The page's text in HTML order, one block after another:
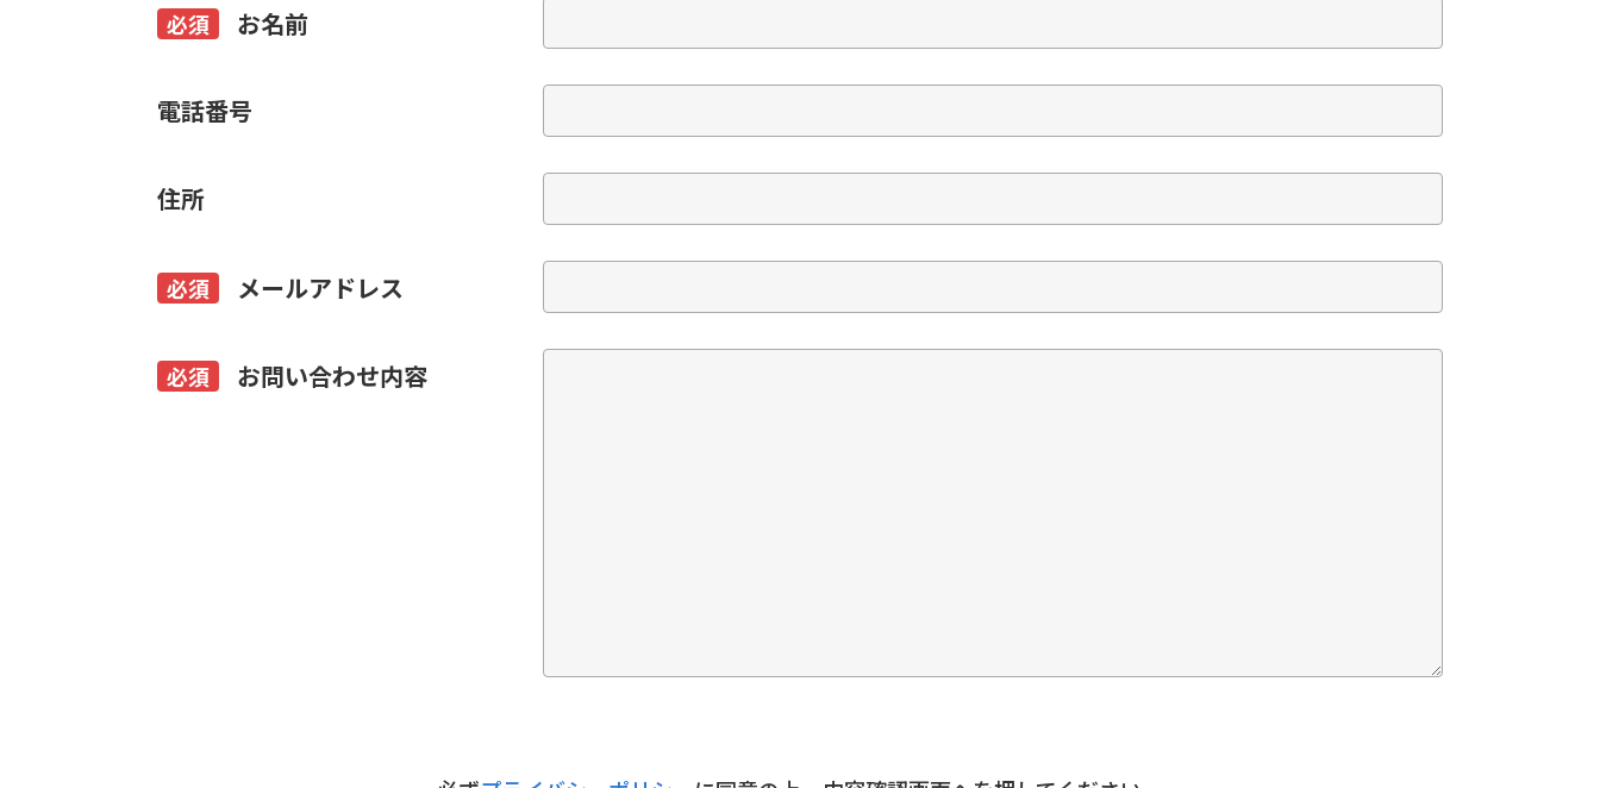
必須 お名前
電話番号
住所
必須 メールアドレス
必須 お問い合わせ内容